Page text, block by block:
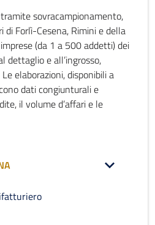
sovracampionamento,
di Forlì-Cesena, Rimini e della
(da 1 a 500 addetti) dei
dettaglio e all’ingrosso,
elaborazioni, disponibili a
dati congiunturali e
il volume d’affari e le